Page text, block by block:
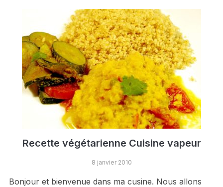
Recette végétarienne Cuisine vapeur
8 janvier 2010
Bonjour et bienvenue dans ma cusine. Nous allons